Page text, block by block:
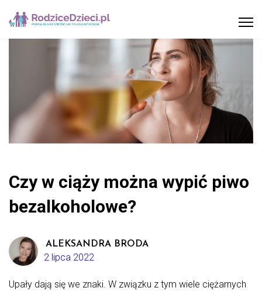
Czy w ciąży można wypić piwo
bezalkoholowe?
ALEKSANDRA BRODA
2 lipca 2022
Upały dają się we znaki. W związku z tym wiele ciężarnych